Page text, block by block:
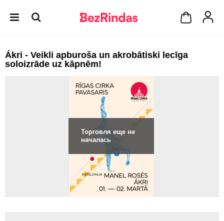
Ákri - Veikli apburoša un akrobātiski lecīga
soloizrāde uz kāpnēm!
Торговля еще не
началась